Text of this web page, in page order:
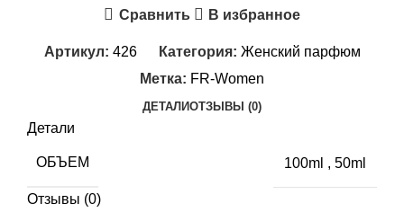
Сравнить В избранное
Артикул: 426 Категория: Женский парфюм
Метка: FR-Women
ДЕТАЛИОТЗЫВЫ (0)
Детали
ОБЪЕМ 100ml , 50ml
Отзывы (0)